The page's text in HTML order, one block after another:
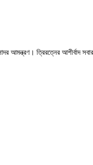
আমন্ত্রণ। ত্রিরত্নের আশীর্বাদ